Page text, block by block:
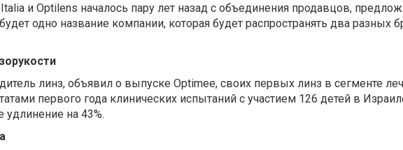
и Optilens началось пару лет назад с объединения продавцов,
одно название компании, которая будет распространять два разных
линз, объявил о выпуске Optimee, своих первых линз в сегменте
первого года клинических испытаний с участием 126 детей в
удлинение на 43%.